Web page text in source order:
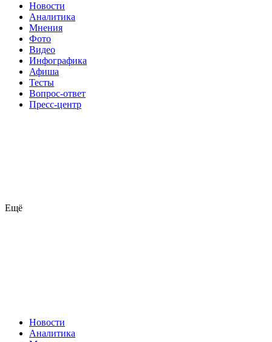
Новости
Аналитика
Мнения
Фото
Видео
Инфографика
Афиша
Тесты
Вопрос-ответ
Пресс-центр
Ещё
Новости
Аналитика